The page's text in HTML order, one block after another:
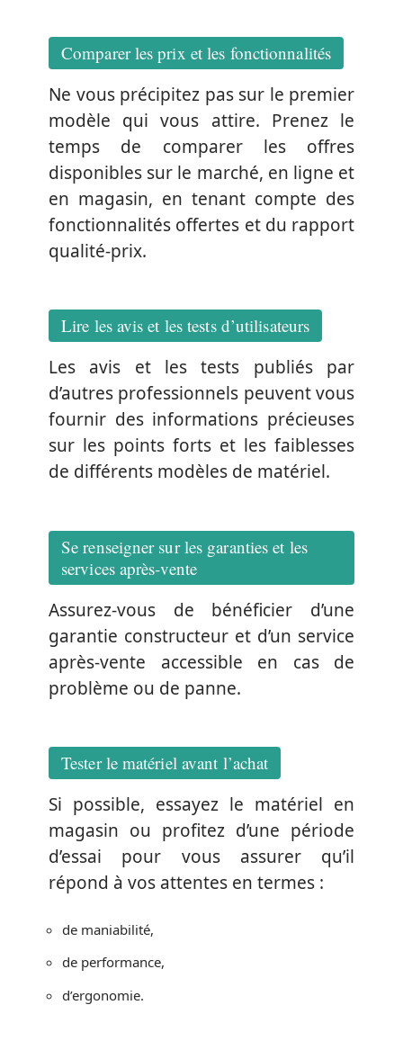
Comparer les prix et les fonctionnalités
Ne vous précipitez pas sur le premier
modèle qui vous attire. Prenez le
temps de comparer les offres
disponibles sur le marché, en ligne et
en magasin, en tenant compte des
fonctionnalités offertes et du rapport
qualité-prix.
Lire les avis et les tests d’utilisateurs
Les avis et les tests publiés par
d’autres professionnels peuvent vous
fournir des informations précieuses
sur les points forts et les faiblesses
de différents modèles de matériel.
Se renseigner sur les garanties et les
services après-vente
Assurez-vous de bénéficier d’une
garantie constructeur et d’un service
après-vente accessible en cas de
problème ou de panne.
Tester le matériel avant l’achat
Si possible, essayez le matériel en
magasin ou profitez d’une période
d’essai pour vous assurer qu’il
répond à vos attentes en termes :
de maniabilité,
de performance,
d’ergonomie.